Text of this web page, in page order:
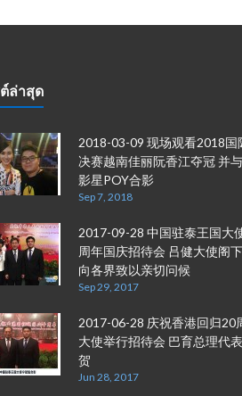
ล่าสุด
2018-03-09 现场观看2018国
决赛越南佳丽阮香江夺冠 并
影星POY合影
Sep 7, 2018
2017-09-28 中国驻泰王国大
周年国庆招待会 吕健大使阁
向各界致以亲切问候
Sep 29, 2017
2017-06-28 庆祝香港回归20
大使举行招待会 巴育总理代
贺
Jun 28, 2017